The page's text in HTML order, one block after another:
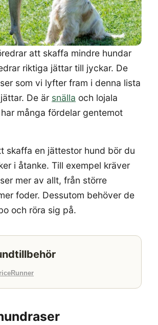
att skaffa mindre hundar
riktiga jättar till jyckar. De
som vi lyfter fram i denna lista
De är snälla och lojala
många fördelar gentemot
skaffa en jättestor hund bör du
i åtanke. Till exempel kräver
mer av allt, från större
foder. Dessutom behöver de
och röra sig på.